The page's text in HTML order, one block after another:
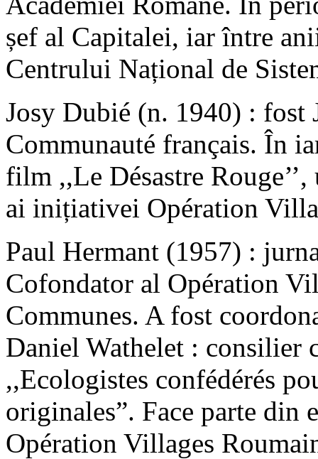
șef al Capitalei, iar între
Centrului Național de
Josy Dubié (n. 1940) : fost
Communauté français. În
film ,,Le Désastre
ai inițiativei Opération
Paul Hermant (1957) :
Cofondator al Opération
Communes. A fost
Daniel Wathelet : consilier
,,Ecologistes confédérés
originales”. Face parte din
Opération Villages